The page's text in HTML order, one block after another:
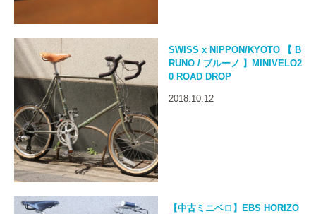
SWISS x NIPPON/KYOTO 【 B
RUNO / ブルーノ 】MINIVELO2
0 ROAD DROP
2018.10.12
【中古ミニベロ】EBS HORIZO